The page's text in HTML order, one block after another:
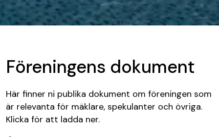
Föreningens dokument
Här finner ni publika dokument om föreningen som
är relevanta för mäklare, spekulanter och övriga.
Klicka för att ladda ner.